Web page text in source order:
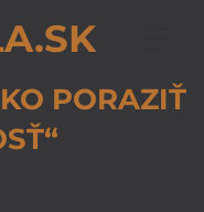
PORAZIŤ